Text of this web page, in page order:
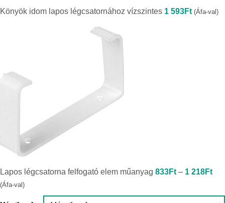
Könyök idom lapos légcsatornához vízszintes 1 593Ft (Áfa-val)
Lapos légcsatorna felfogató elem műanyag 833Ft – 1 218Ft
(Áfa-val)